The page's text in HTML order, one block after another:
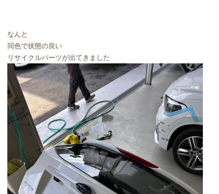
なんと
同色で状態の良い
リサイクルパーツが出てきました